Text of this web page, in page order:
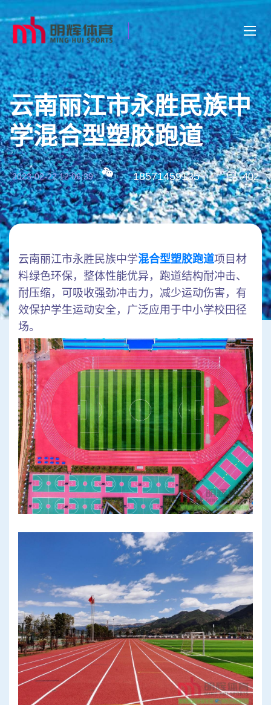
云南丽江市永胜民族中
学混合型塑胶跑道
2023-02-22 12:06:39 18571459135 402
云南丽江市永胜民族中学混合型塑胶跑道项目材
料绿色环保，整体性能优异，跑道结构耐冲击、
耐压缩，可吸收强劲冲击力，减少运动伤害，有
效保护学生运动安全，广泛应用于中小学校田径
场。